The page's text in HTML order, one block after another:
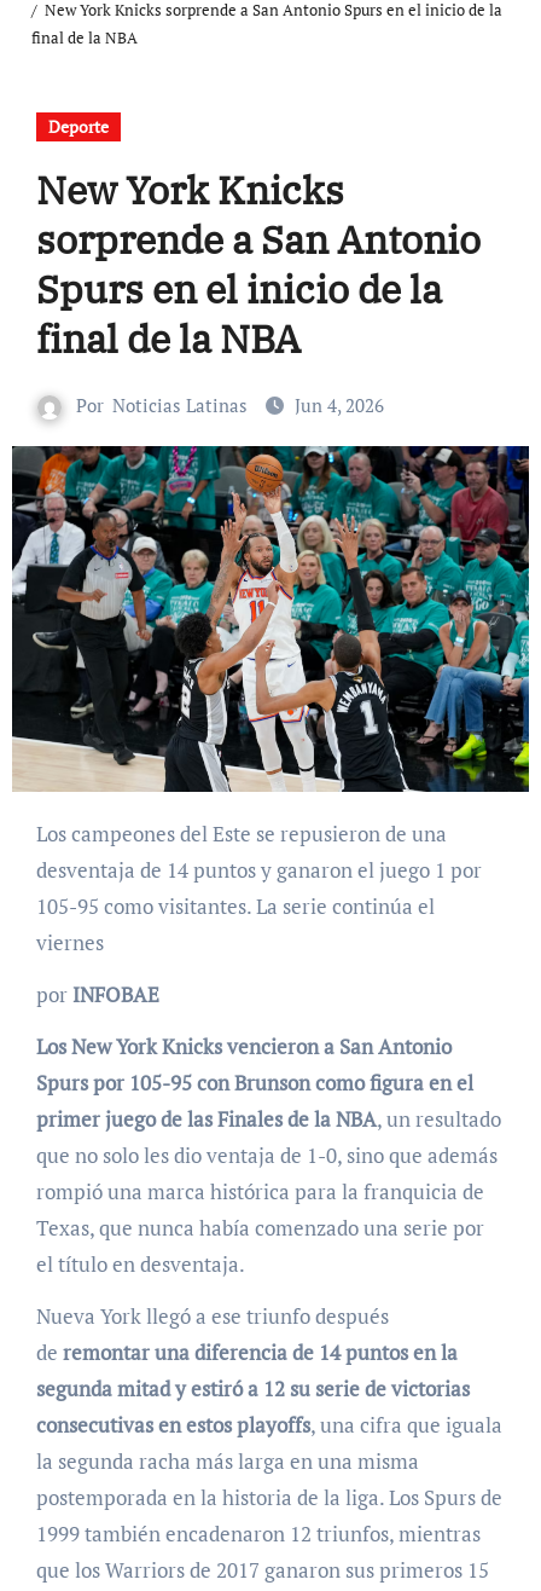
New York Knicks sorprende a San Antonio Spurs en el inicio de la
final de la NBA
Deporte
New York Knicks
sorprende a San Antonio
Spurs en el inicio de la
final de la NBA
Por Noticias Latinas Jun 4, 2026
Los campeones del Este se repusieron de una
desventaja de 14 puntos y ganaron el juego 1 por
105-95 como visitantes. La serie continúa el
viernes
porINFOBAE
Los New York Knicks vencieron a San Antonio
Spurs por 105-95 con Brunson como figura en el
primer juego de las Finales de la NBA, un resultado
que no solo les dio ventaja de 1-0, sino que además
rompió una marca histórica para la franquicia de
Texas, que nunca había comenzado una serie por
el título en desventaja.
Nueva York llegó a ese triunfo después
de remontar una diferencia de 14 puntos en la
segunda mitad y estiró a 12 su serie de victorias
consecutivas en estos playoffs, una cifra que iguala
la segunda racha más larga en una misma
postemporada en la historia de la liga. Los Spurs de
1999 también encadenaron 12 triunfos, mientras
que los Warriors de 2017 ganaron sus primeros 15